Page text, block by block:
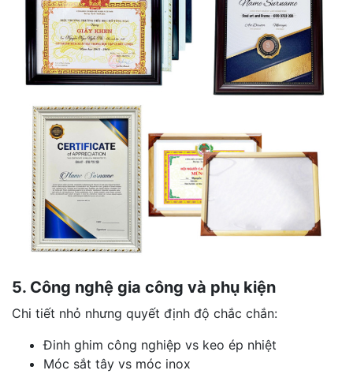
5. Công nghệ gia công và phụ kiện
Chi tiết nhỏ nhưng quyết định độ chắc chắn:
Đinh ghim công nghiệp vs keo ép nhiệt
Móc sắt tây vs móc inox